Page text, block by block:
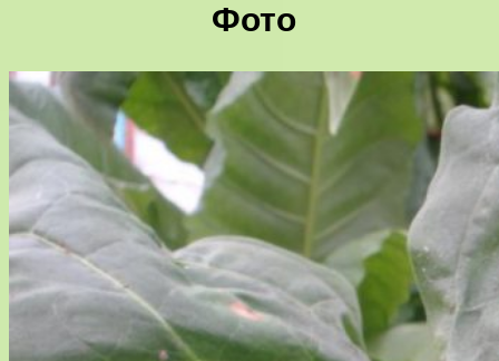
Фото